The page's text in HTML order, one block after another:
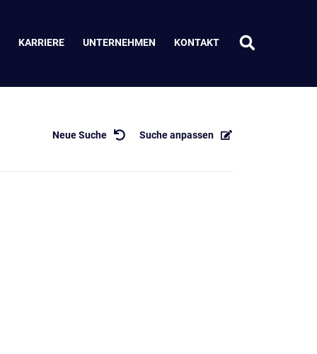
KARRIERE UNTERNEHMEN KONTAKT
Neue Suche Suche anpassen